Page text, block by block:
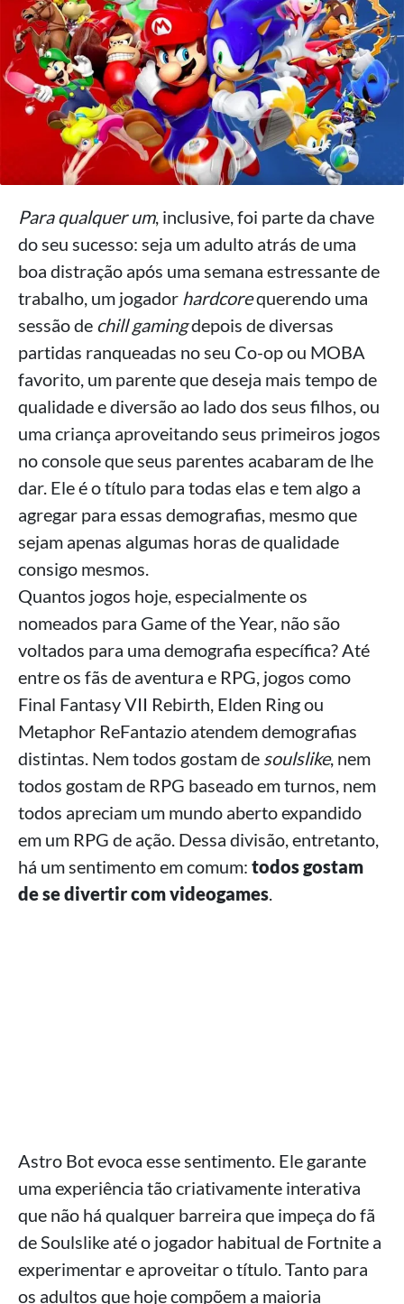
Para qualquer um, inclusive, foi parte da chave
do seu sucesso: seja um adulto atrás de uma
boa distração após uma semana estressante de
trabalho, um jogador hardcorequerendo uma
sessão de chill gamingdepois de diversas
partidas ranqueadas no seu Co-op ou MOBA
favorito, um parente que deseja mais tempo de
qualidade e diversão ao lado dos seus filhos, ou
uma criança aproveitando seus primeiros jogos
no console que seus parentes acabaram de lhe
dar. Ele é o título para todas elas e tem algo a
agregar para essas demografias, mesmo que
sejam apenas algumas horas de qualidade
consigo mesmos.
Quantos jogos hoje, especialmente os
nomeados para Game of the Year, não são
voltados para uma demografia específica? Até
entre os fãs de aventura e RPG, jogos como
Final Fantasy VII Rebirth, Elden Ring ou
Metaphor ReFantazio atendem demografias
distintas. Nem todos gostam de soulslike, nem
todos gostam de RPG baseado em turnos, nem
todos apreciam um mundo aberto expandido
em um RPG de ação. Dessa divisão, entretanto,
há um sentimento em comum: todos gostam
de se divertir com videogames.
Astro Bot evoca esse sentimento. Ele garante
uma experiência tão criativamente interativa
que não há qualquer barreira que impeça do fã
de Soulslike até o jogador habitual de Fortnite a
experimentar e aproveitar o título. Tanto para
os adultos que hoje compõem a maioria